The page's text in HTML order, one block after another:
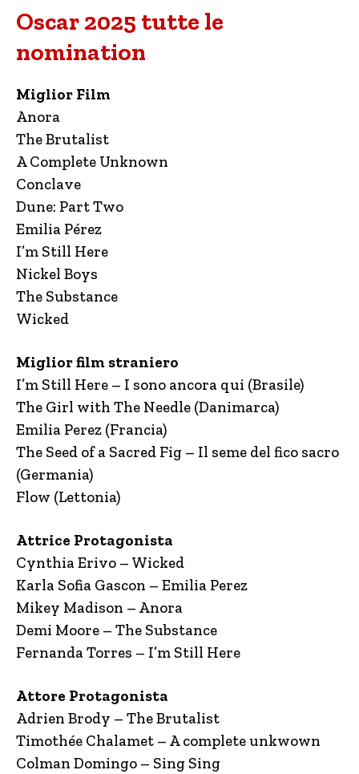
Oscar 2025 tutte le
nomination
Miglior Film
Anora
The Brutalist
A Complete Unknown
Conclave
Dune: Part Two
Emilia Pérez
I’m Still Here
Nickel Boys
The Substance
Wicked
Miglior film straniero
I’m Still Here – I sono ancora qui (Brasile)
The Girl with The Needle (Danimarca)
Emilia Perez (Francia)
The Seed of a Sacred Fig – Il seme del fico sacro
(Germania)
Flow (Lettonia)
Attrice Protagonista
Cynthia Erivo – Wicked
Karla Sofia Gascon – Emilia Perez
Mikey Madison – Anora
Demi Moore – The Substance
Fernanda Torres – I’m Still Here
Attore Protagonista
Adrien Brody – The Brutalist
Timothée Chalamet – A complete unkwown
Colman Domingo – Sing Sing